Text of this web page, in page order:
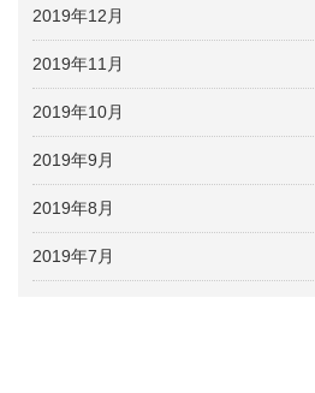
2019年12月
2019年11月
2019年10月
2019年9月
2019年8月
2019年7月